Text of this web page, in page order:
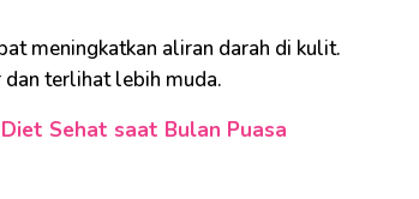
meningkatkan aliran darah di kulit.
terlihat lebih muda.
Sehat saat Bulan Puasa